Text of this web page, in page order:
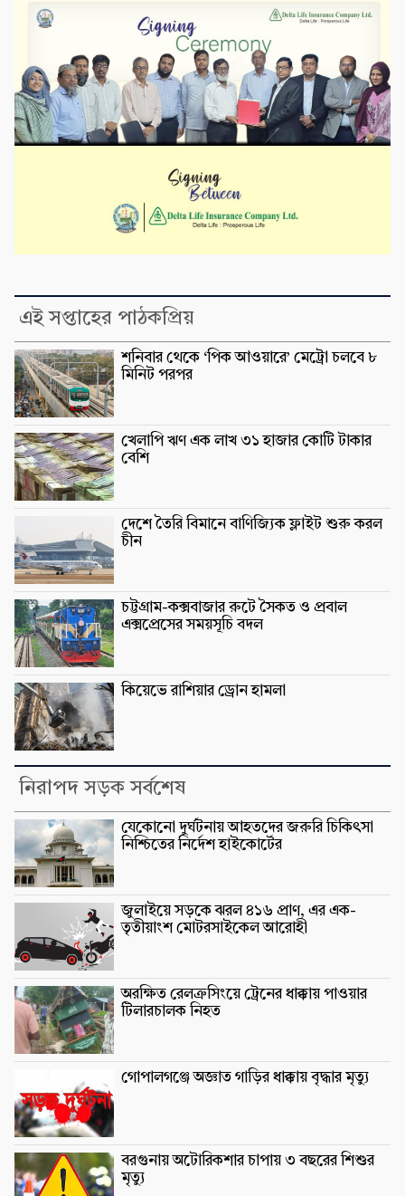
এই সপ্তাহের পাঠকপ্রিয়
শনিবার থেকে ‘পিক আওয়ারে’ মেট্রো চলবে ৮
মিনিট পরপর
খেলাপি ঋণ এক লাখ ৩১ হাজার কোটি টাকার
বেশি
দেশে তৈরি বিমানে বাণিজ্যিক ফ্লাইট শুরু করল
চীন
চট্টগ্রাম-কক্সবাজার রুটে সৈকত ও প্রবাল
এক্সপ্রেসের সময়সূচি বদল
কিয়েভে রাশিয়ার ড্রোন হামলা
নিরাপদ সড়ক সর্বশেষ
যেকোনো দুর্ঘটনায় আহতদের জরুরি চিকিৎসা
নিশ্চিতের নির্দেশ হাইকোর্টের
জুলাইয়ে সড়কে ঝরল ৪১৬ প্রাণ, এর এক-
তৃতীয়াংশ মোটরসাইকেল আরোহী
অরক্ষিত রেলক্রসিংয়ে ট্রেনের ধাক্কায় পাওয়ার
টিলারচালক নিহত
গোপালগঞ্জে অজ্ঞাত গাড়ির ধাক্কায় বৃদ্ধার মৃত্যু
বরগুনায় অটোরিকশার চাপায় ৩ বছরের শিশুর
মৃত্যু